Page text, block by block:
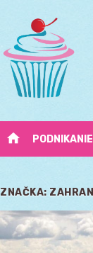
home PODNIKANIE
ZNAČKA: